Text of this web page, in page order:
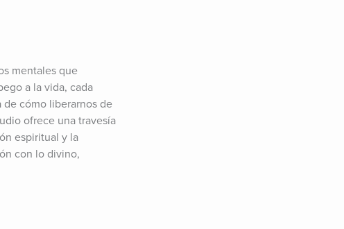
mentales que
a la vida, cada
de cómo liberarnos de
ofrece una travesía
espiritual y la
con lo divino,